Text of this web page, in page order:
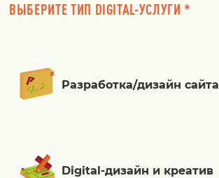
ВЫБЕРИТЕ ТИП DIGITAL-УСЛУГИ *
Разработка/дизайн сайта
Digital-дизайн и креатив